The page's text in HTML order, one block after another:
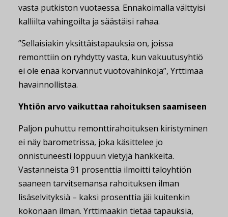
vasta putkiston vuotaessa. Ennakoimalla välttyisi
kalliilta vahingoilta ja säästäisi rahaa.
”Sellaisiakin yksittäistapauksia on, joissa
remonttiin on ryhdytty vasta, kun vakuutusyhtiö
ei ole enää korvannut vuotovahinkoja”, Yrttimaa
havainnollistaa.
Yhtiön arvo vaikuttaa rahoituksen saamiseen
Paljon puhuttu remonttirahoituksen kiristyminen
ei näy barometrissa, joka käsittelee jo
onnistuneesti loppuun vietyjä hankkeita.
Vastanneista 91 prosenttia ilmoitti taloyhtiön
saaneen tarvitsemansa rahoituksen ilman
lisäselvityksiä – kaksi prosenttia jäi kuitenkin
kokonaan ilman. Yrttimaakin tietää tapauksia,